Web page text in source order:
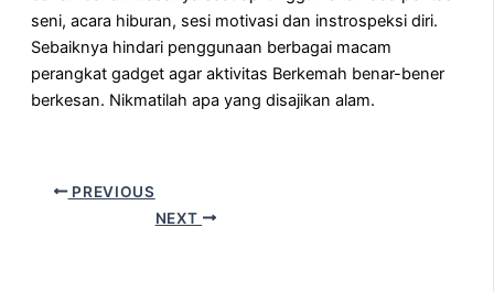
seni, acara hiburan, sesi motivasi dan instrospeksi diri.
Sebaiknya hindari penggunaan berbagai macam
perangkat gadget agar aktivitas Berkemah benar-bener
berkesan. Nikmatilah apa yang disajikan alam.
PREVIOUS
NEXT